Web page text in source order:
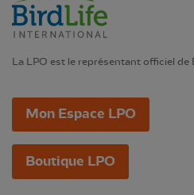
La LPO est le représentant officiel
Mon Espace LPO
Boutique LPO